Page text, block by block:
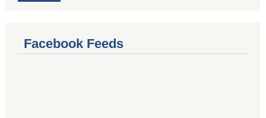
Facebook Feeds